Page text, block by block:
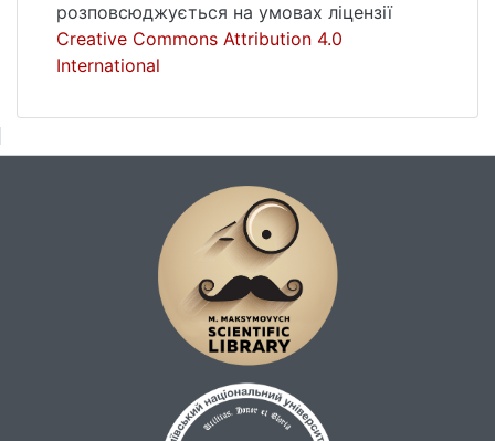
розповсюджується на умовах ліцензії
Creative Commons Attribution 4.0
International